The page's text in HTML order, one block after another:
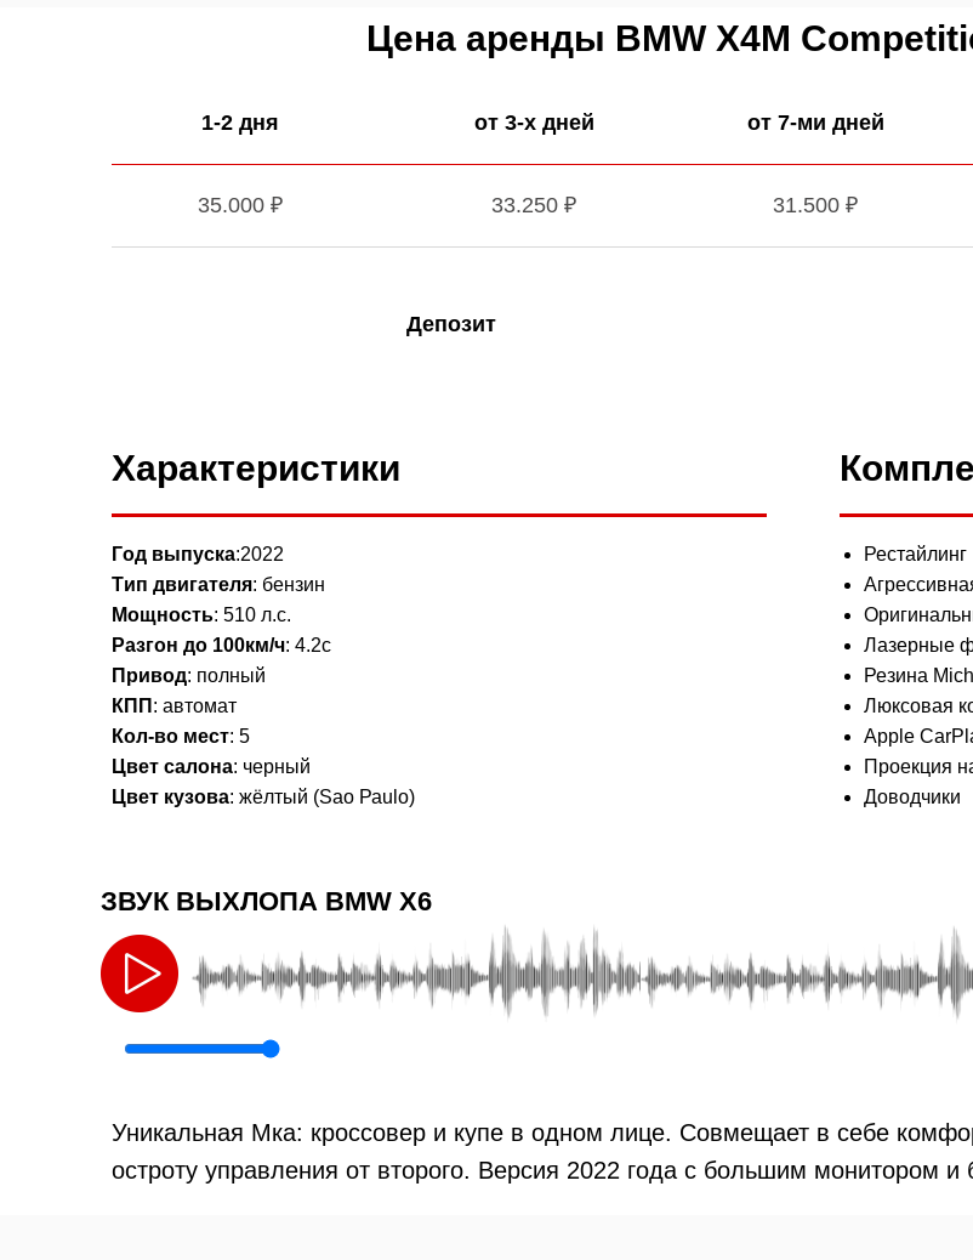
Цена аренды BМW X4M
1-2 дня от 3-х дней от 7-ми дней
35.000 ₽ 33.250 ₽ 31.500 ₽
Депозит
Характеристики
Гoд выпуcкa:2022
Tип двигaтеля: бензин
Мощность: 510 л.с.
Разгон до 100км/ч: 4.2с
Привод: полный
КПП : автомат
Кол-во мест: 5
Цвет салона: черный
Цвет кузова: жёлтый (Sао Раulо)
Рестайлинг
Лазерные
Резина
Люксовая
Аррlе
Проекция
Доводчики
ЗВУК ВЫХЛОПА BMW X6
Уникальная Мка: кроссовер и купе в одном лице. Совмещает в себе
остроту управления от второго. Версия 2022 года с большим монитором